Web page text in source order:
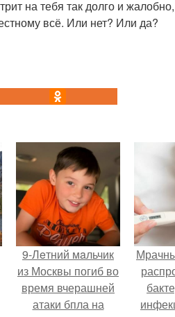
на тебя так долго и
всё. Или нет? Или да?
9-Лeтний мaльчик
из Москвы погиб во
время вчерашней
атаки бпла на